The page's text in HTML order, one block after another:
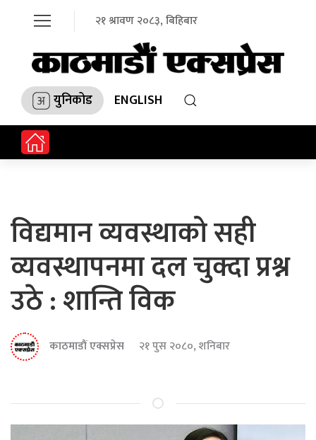
२१ श्रावण २०८३, बिहिबार
युनिकोड ENGLISH
विद्यमान व्यवस्थाको सही
व्यवस्थापनमा दल चुक्दा प्रश्न
उठे : शान्ति विक
काठमाडौं एक्सप्रेस २१ पुस २०८०, शनिबार